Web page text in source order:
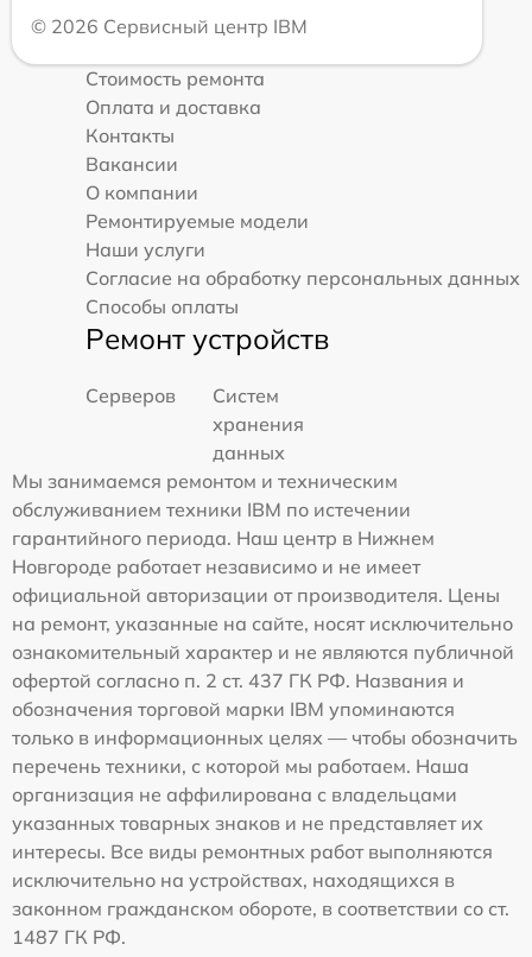
© 2026 Сервисный центр IBM
Стоимость ремонта
Оплата и доставка
Контакты
Вакансии
О компании
Ремонтируемые модели
Наши услуги
Согласие на обработку персональных данных
Способы оплаты
Ремонт устройств
Серверов
Систем
хранения
данных
Мы занимаемся ремонтом и техническим
обслуживанием техники IBM по истечении
гарантийного периода. Наш центр в Нижнем
Новгороде работает независимо и не имеет
официальной авторизации от производителя. Цены
на ремонт, указанные на сайте, носят исключительно
ознакомительный характер и не являются публичной
офертой согласно п. 2 ст. 437 ГК РФ. Названия и
обозначения торговой марки IBM упоминаются
только в информационных целях — чтобы обозначить
перечень техники, с которой мы работаем. Наша
организация не аффилирована с владельцами
указанных товарных знаков и не представляет их
интересы. Все виды ремонтных работ выполняются
исключительно на устройствах, находящихся в
законном гражданском обороте, в соответствии со ст.
1487 ГК РФ.